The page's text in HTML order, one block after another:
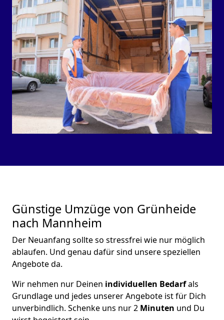
Günstige Umzüge von Grünheide
nach Mannheim
Der Neuanfang sollte so stressfrei wie nur möglich
ablaufen. Und genau dafür sind unsere speziellen
Angebote da.
Wir nehmen nur Deinen individuellen Bedarfals
Grundlage und jedes unserer Angebote ist für Dich
unverbindlich. Schenke uns nur 2 Minuten und Du